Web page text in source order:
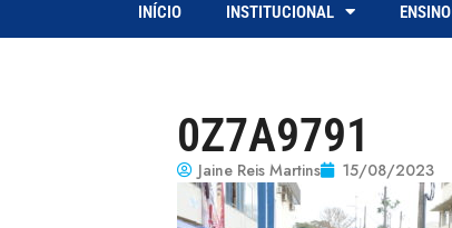
INÍCIO INSTITUCIONAL ENSINO
0Z7A9791
Jaine Reis Martins 15/08/2023